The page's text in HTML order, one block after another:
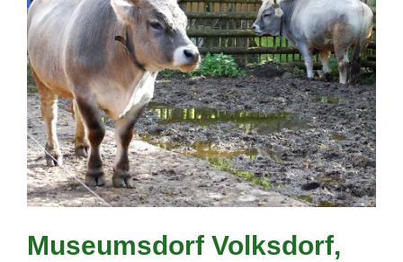
Museumsdorf Volksdorf,